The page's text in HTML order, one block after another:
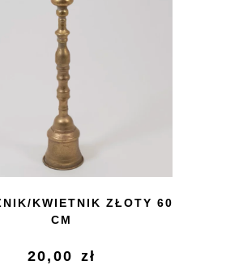
KWIETNIK ZŁOTY 60
CM
20,00 zł